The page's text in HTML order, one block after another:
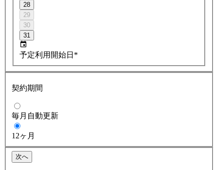
28
29
30
31
予定利用開始日*
契約期間
毎月自動更新
12ヶ月
次へ